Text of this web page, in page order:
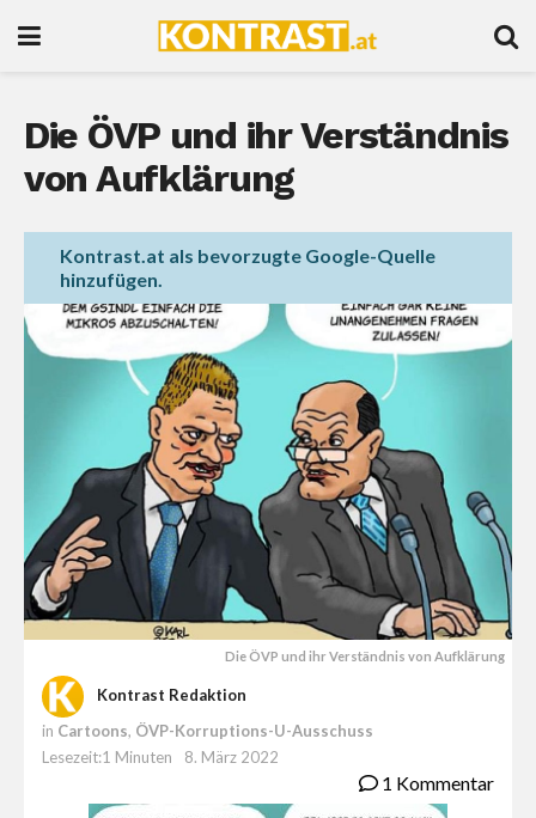
Die ÖVP und ihr Verständnis
von Aufklärung
Kontrast.at als bevorzugte Google-Quelle
hinzufügen.
Die ÖVP und ihr Verständnis von Aufklärung
Kontrast Redaktion
in Cartoons, ÖVP-Korruptions-U-Ausschuss
Lesezeit:1 Minuten
8. März 2022
1 Kommentar